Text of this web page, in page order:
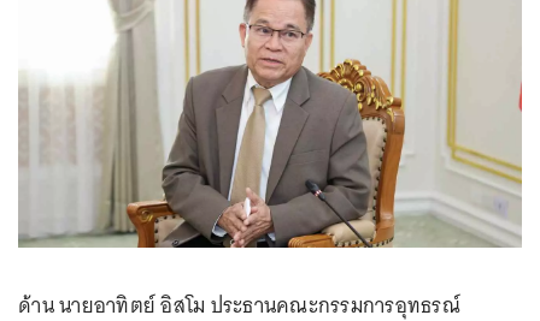
ด้าน นายอาทิตย์ อิสโม ประธานคณะกรรมการอุทธรณ์